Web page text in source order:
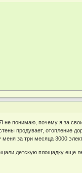
понимаю, почему я за
продувает, отопление
за три месяца 3000
детскую площадку еще